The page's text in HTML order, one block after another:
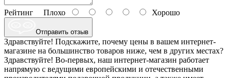
Рейтинг Плохо Хорошо
Отправить отзыв
Здравствуйте! Подскажите, почему цены в вашем интернет-
магазине на большинство товаров ниже, чем в других местах?
Здравствуйте! Во-первых, наш интернет-магазин работает
напрямую с ведущими европейскими и отечественными